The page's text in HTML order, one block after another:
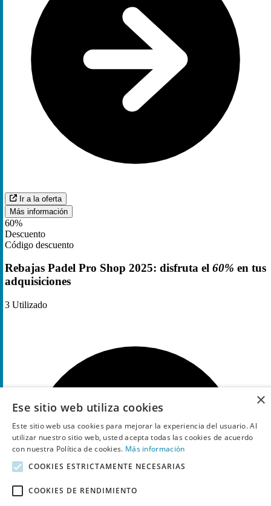
Ir a la oferta
Más información
60%
Descuento
Código descuento
Rebajas Padel Pro Shop 2025: disfruta el 60% en tus
adquisiciones
3 Utilizado
×
Ese sitio web utiliza cookies
Este sitio web usa cookies para mejorar la experiencia del usuario. Al
utilizar nuestro sitio web, usted acepta todas las cookies de acuerdo
con nuestra Política de cookies. Más información
COOKIES ESTRICTAMENTE NECESARIAS
COOKIES DE RENDIMIENTO